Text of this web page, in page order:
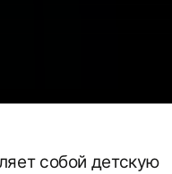
собой детскую